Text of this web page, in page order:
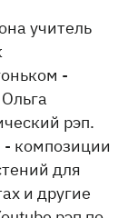
учитель
-
рэп.
- композиции
для
и другие